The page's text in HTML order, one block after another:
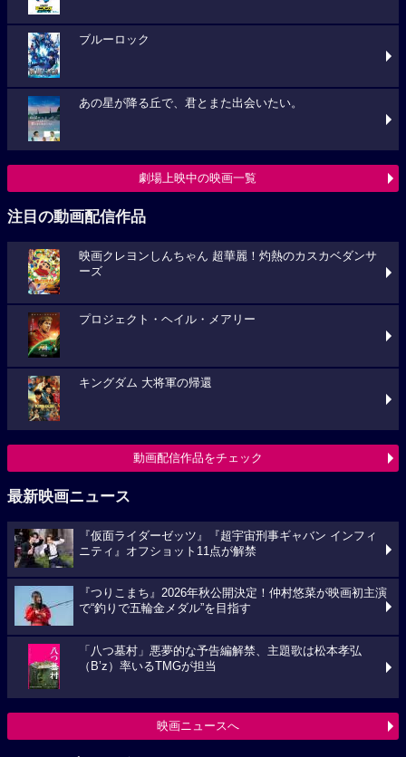
ブルーロック
あの星が降る丘で、君とまた出会いたい。
劇場上映中の映画一覧
注目の動画配信作品
映画クレヨンしんちゃん 超華麗！灼熱のカスカベダンサ
ーズ
プロジェクト・ヘイル・メアリー
キングダム 大将軍の帰還
動画配信作品をチェック
最新映画ニュース
『仮面ライダーゼッツ』『超宇宙刑事ギャバン インフィ
ニティ』オフショット11点が解禁
『つりこまち』2026年秋公開決定！仲村悠菜が映画初主演
で“釣りで五輪金メダル”を目指す
「八つ墓村」悪夢的な予告編解禁、主題歌は松本孝弘
（B’z）率いるTMGが担当
映画ニュースへ